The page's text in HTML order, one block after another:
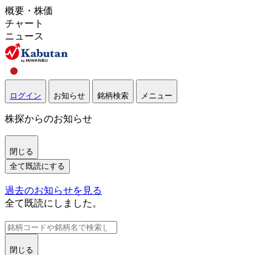
概要・株価
チャート
ニュース
ログイン お知らせ 銘柄検索 メニュー
株探からのお知らせ
閉じる
全て既読にする
過去のお知らせを見る
全て既読にしました。
閉じる